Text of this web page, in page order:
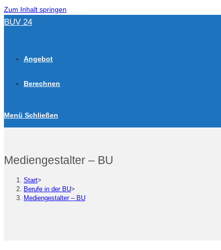
Zum Inhalt springen
BUV 24
Angebot
Berechnen
Menü Schließen
Mediengestalter – BU
Start>
Berufe in der BU>
Mediengestalter – BU